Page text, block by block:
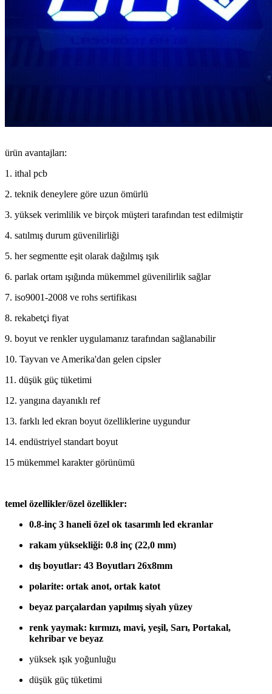
ürün avantajları:
1. ithal pcb
2. teknik deneylere göre uzun ömürlü
3. yüksek verimlilik ve birçok müşteri tarafından test edilmiştir
4. satılmış durum güvenilirliği
5. her segmentte eşit olarak dağılmış ışık
6. parlak ortam ışığında mükemmel güvenilirlik sağlar
7. iso9001-2008 ve rohs sertifikası
8. rekabetçi fiyat
9. boyut ve renkler uygulamanız tarafından sağlanabilir
10. Tayvan ve Amerika'dan gelen cipsler
11. düşük güç tüketimi
12. yangına dayanıklı ref
13. farklı led ekran boyut özelliklerine uygundur
14. endüstriyel standart boyut
15 mükemmel karakter görünümü
temel özellikler/özel özellikler:
0.8-inç 3 haneli özel ok tasarımlı led ekranlar
rakam yüksekliği: 0.8 inç (22,0 mm)
dış boyutlar: 43 Boyutları 26x8mm
polarite: ortak anot, ortak katot
beyaz parçalardan yapılmış siyah yüzey
renk yaymak: kırmızı, mavi, yeşil, Sarı, Portakal,
kehribar ve beyaz
yüksek ışık yoğunluğu
düşük güç tüketimi